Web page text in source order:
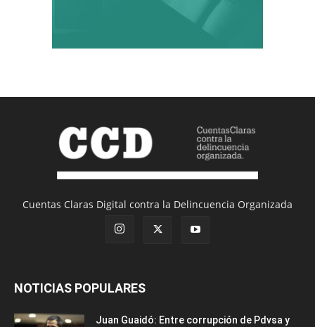
Cuentas Claras Digital contra la Delincuencia Organizada
NOTICIAS POPULARES
Juan Guaidó: Entre corrupción de Pdvsa y